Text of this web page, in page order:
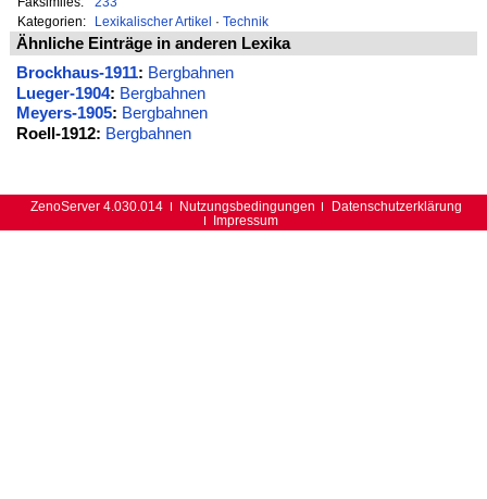
Kategorien:
Lexikalischer Artikel · Technik
Ähnliche Einträge in anderen Lexika
Brockhaus-1911: Bergbahnen
Lueger-1904: Bergbahnen
Meyers-1905: Bergbahnen
Roell-1912: Bergbahnen
ZenoServer 4.030.014 Nutzungsbedingungen
Datenschutzerklärung
Impressum